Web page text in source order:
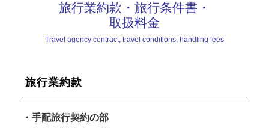
旅行業約款・旅行条件書・
取扱料金
Travel agency contract, travel conditions, handling fees
旅行業約款
・手配旅行契約の部